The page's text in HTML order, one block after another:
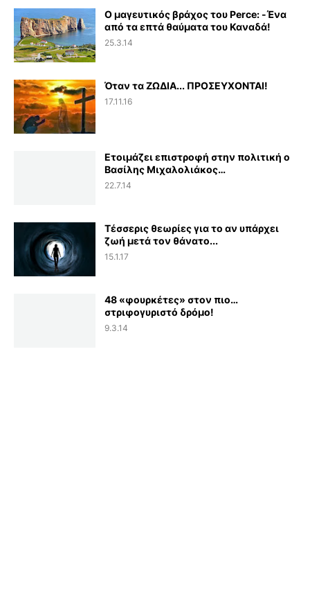
Ο μαγευτικός βράχος του Perce: -Ένα
από τα επτά θαύματα του Καναδά!
25.3.14
Όταν τα ΖΩΔΙΑ... ΠΡΟΣΕΥΧΟΝΤΑΙ!
17.11.16
Ετοιμάζει επιστροφή στην πολιτική ο
Βασίλης Μιχαλολιάκος…
22.7.14
Τέσσερις θεωρίες για το αν υπάρχει
ζωή μετά τον θάνατο...
15.1.17
48 «φουρκέτες» στον πιο…
στριφογυριστό δρόμο!
9.3.14